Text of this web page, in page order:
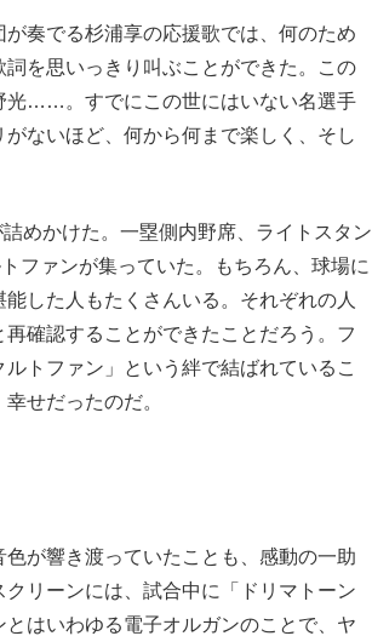
奏でる杉浦享の応援歌では、何のため
を思いっきり叫ぶことができた。この
光……。すでにこの世にはいない名選手
ないほど、何から何まで楽しく、そし
めかけた。一塁側内野席、ライトスタン
ファンが集っていた。もちろん、球場に
した人もたくさんいる。それぞれの人
確認することができたことだろう。フ
トファン」という絆で結ばれているこ
せだったのだ。
が響き渡っていたことも、感動の一助
リーンには、試合中に「ドリマトーン
はいわゆる電子オルガンのことで、ヤ